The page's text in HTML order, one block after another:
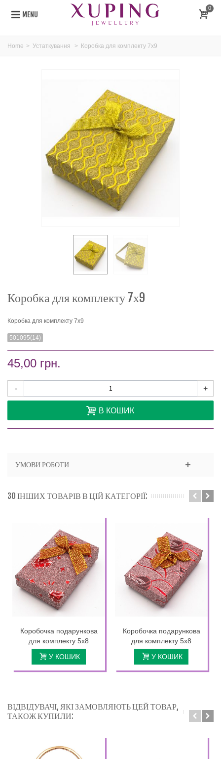
MENU
0
Home > Устаткування > Коробка для комплекту 7х9
Коробка для комплекту 7х9
Коробка для комплекту 7х9
501095(14)
45,00 грн.
- +
В КОШИК
УМОВИ РОБОТИ
30 ІНШИХ ТОВАРІВ В ЦІЙ КАТЕГОРІЇ:
Коробочка подарункова
для комплекту 5х8
У КОШИК
Коробочка подарункова
для комплекту 5х8
У КОШИК
ВІДВІДУВАЧІ, ЯКІ ЗАМОВЛЯЮТЬ ЦЕЙ ТОВАР,
ТАКОЖ КУПИЛИ: